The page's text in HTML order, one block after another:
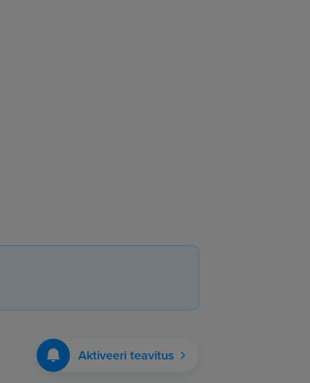
Aktiveeri teavitus